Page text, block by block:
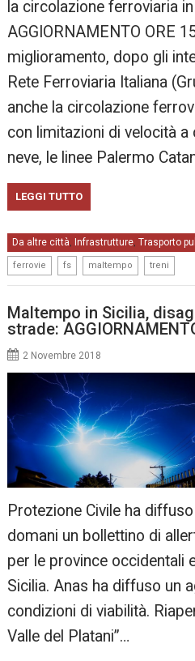
la circolazione ferroviaria
AGGIORNAMENTO ORE
miglioramento, dopo gli
Rete Ferroviaria Italiana
anche la circolazione
con limitazioni di velocità a
neve, le linee Palermo
LEGGI TUTTO
Da altre città, Infrastrutture, Trasporto
ferrovie fs maltempo treni
Maltempo in Sicilia,
strade:
2 Novembre 2018
Protezione Civile ha
domani un bollettino di
per le province occidentali
Sicilia. Anas ha diffuso un
condizioni di viabilità.
Valle del Platani”…